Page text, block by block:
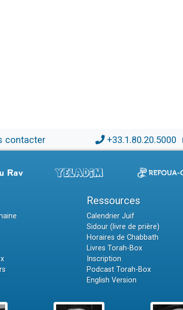
contacter +33.1.80.20.5000
Ressources
Calendrier Juif
Sidour (livre de prière)
Horaires de Chabbath
Livres Torah-Box
Inscription
Podcast Torah-Box
English Version